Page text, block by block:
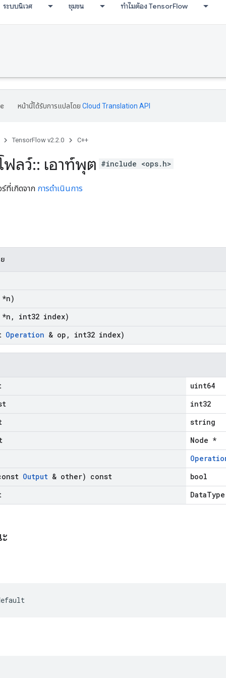
ระบบนิเวศ ชุมชน ทำไมต้อง TensorFlow
หน้านี้ได้รับการแปลโดย Cloud Translation API
TensorFlow v2.2.0 C++
ฟลว์:: เอาท์พุต #include <ops.h>
ที่เกิดจาก การดำเนินการ
*n)
*n ,
int32 index)
Operation & op , int32 index)
uint64
int32
string
Node *
Output & other) const
bool
DataType